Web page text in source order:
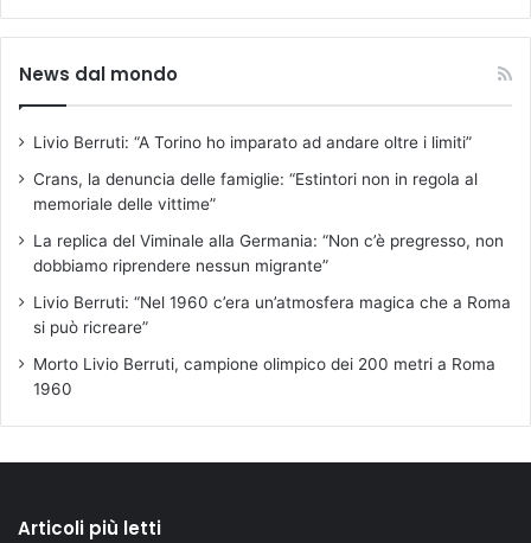
News dal mondo
Livio Berruti: “A Torino ho imparato ad andare oltre i limiti”
Crans, la denuncia delle famiglie: “Estintori non in regola al
memoriale delle vittime”
La replica del Viminale alla Germania: “Non c’è pregresso, non
dobbiamo riprendere nessun migrante”
Livio Berruti: “Nel 1960 c’era un’atmosfera magica che a Roma
si può ricreare”
Morto Livio Berruti, campione olimpico dei 200 metri a Roma
1960
Articoli più letti